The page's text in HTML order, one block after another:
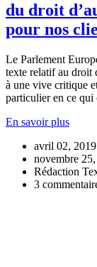
du droit
pour nos
Le Parlement
texte relatif au droit
à une vive critique
particulier en ce qui
En savoir plus
avril 02, 2019
novembre
Rédaction
3